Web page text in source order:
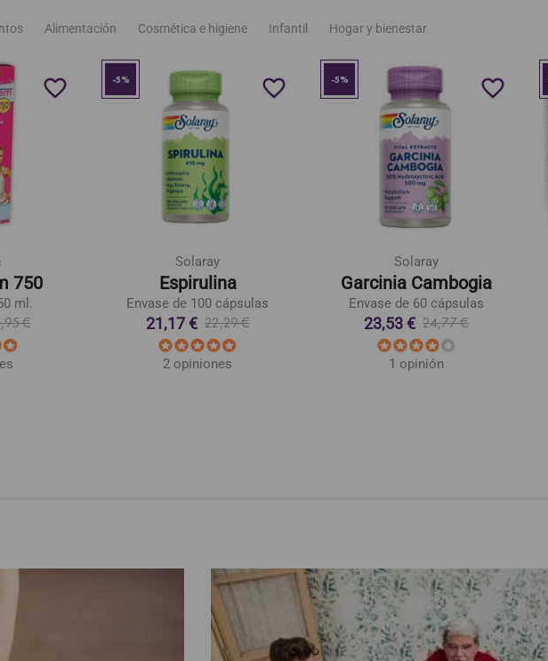
Alimentación Cosmética e higiene Infantil Hogar y bienestar
750
ml.
€
favorite_border -5%
Solaray
Espirulina
Envase de 100 cápsulas
21,17 € 22,29 €
2 opiniones
favorite_border -5%
Solaray
Garcinia Cambogia
Envase de 60 cápsulas
23,53 € 24,77 €
1 opinión
favorite_border